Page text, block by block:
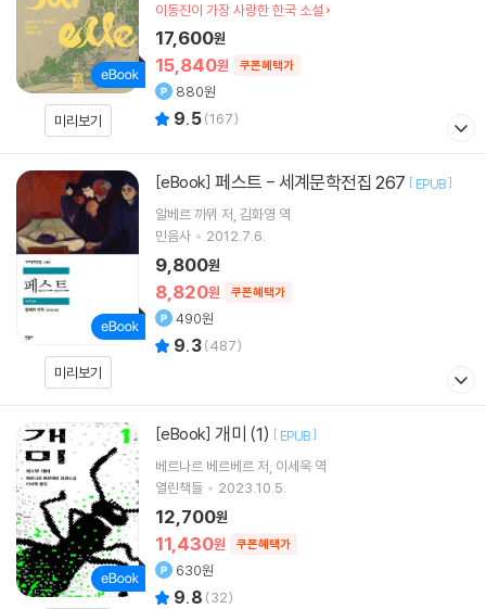
미리보기
이동진이 가장 사랑한 한국 소설
15,840원 쿠폰혜택가
17,600원
880원
9.5(167)
미리보기
[eBook] 페스트 - 세계문학전집 267 [ EPUB]
알베르 까뮈 저 김화영 역
민음사
2012.7.6.
8,820원 쿠폰혜택가
9,800원
490원
9.3(487)
[eBook] 개미 (1) [ EPUB]
베르나르 베르베르 저 이세욱 역
열린책들
2023.10.5.
11,430원 쿠폰혜택가
12,700원
630원
9.8 (32)